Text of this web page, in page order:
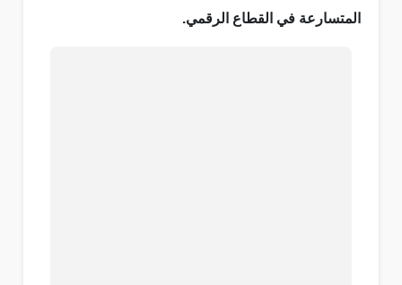
المتسارعة في القطاع الرقمي.